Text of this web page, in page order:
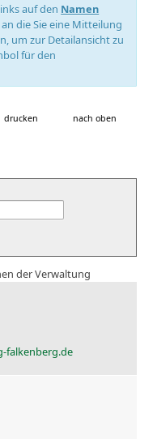
auf den Namen
die Sie eine Mitteilung
um zur Detailansicht zu
für den
drucken nach oben
der Verwaltung